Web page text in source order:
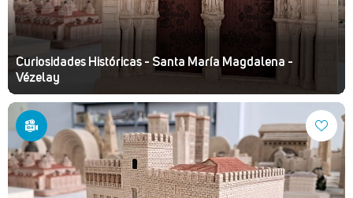
Curiosidades Históricas - Santa María Magdalena -
Vézelay